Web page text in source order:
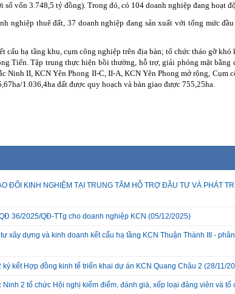
vốn 3.748,5 tỷ đồng). Trong đó, có 104 doanh nghiệp đang hoạt
nghiệp thuê đất, 37 doanh nghiệp đang sản xuất với tổng mức
cấu hạ tầng khu, cụm công nghiệp trên địa bàn; tổ chức tháo gỡ khó
Tiến. Tập trung thực hiện bồi thường, hỗ trợ, giải phóng mặt bằng
Ninh II, KCN Yên Phong II-C, II-A, KCN Yên Phong mở rộng, Cụm
1.036,4ha đất được quy hoạch và bàn giao được 755,25ha.
ĐỔI KINH NGHIỆM TẠI TRUNG TÂM HỖ TRỢ ĐẦU TƯ VÀ PHÁT
36/2025/QĐ-TTg cho doanh nghiệp KCN (05/12/2025)
xây dựng và kinh doanh kết cấu hạ tầng KCN Thuận Thành III -
kết Hợp đồng kinh tế triển khai dự án KCN Quang Châu 2 (28/11/
2 tổ chức Hội nghị kiểm điểm, đánh giá, xếp loại đảng viên và tổ